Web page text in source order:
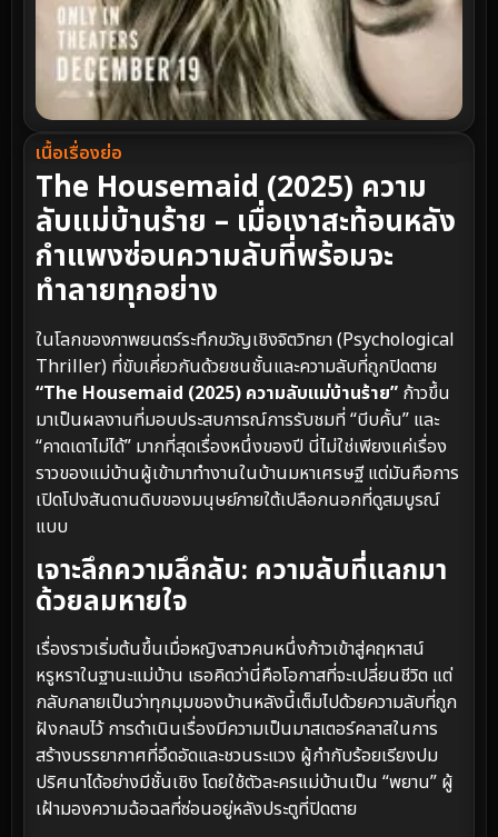
เนื้อเรื่องย่อ
The Housemaid (2025) ความ
ลับแม่บ้านร้าย – เมื่อเงาสะท้อนหลัง
กำแพงซ่อนความลับที่พร้อมจะ
ทำลายทุกอย่าง
ในโลกของภาพยนตร์ระทึกขวัญเชิงจิตวิทยา (Psychological
Thriller) ที่ขับเคี่ยวกันด้วยชนชั้นและความลับที่ถูกปิดตาย
“The Housemaid (2025) ความลับแม่บ้านร้าย” ก้าวขึ้น
มาเป็นผลงานที่มอบประสบการณ์การรับชมที่ “บีบคั้น” และ
“คาดเดาไม่ได้” มากที่สุดเรื่องหนึ่งของปี นี่ไม่ใช่เพียงแค่เรื่อง
ราวของแม่บ้านผู้เข้ามาทำงานในบ้านมหาเศรษฐี แต่มันคือการ
เปิดโปงสันดานดิบของมนุษย์ภายใต้เปลือกนอกที่ดูสมบูรณ์
แบบ
เจาะลึกความลึกลับ: ความลับที่แลกมา
ด้วยลมหายใจ
เรื่องราวเริ่มต้นขึ้นเมื่อหญิงสาวคนหนึ่งก้าวเข้าสู่คฤหาสน์
หรูหราในฐานะแม่บ้าน เธอคิดว่านี่คือโอกาสที่จะเปลี่ยนชีวิต แต่
กลับกลายเป็นว่าทุกมุมของบ้านหลังนี้เต็มไปด้วยความลับที่ถูก
ฝังกลบไว้ การดำเนินเรื่องมีความเป็นมาสเตอร์คลาสในการ
สร้างบรรยากาศที่อึดอัดและชวนระแวง ผู้กำกับร้อยเรียงปม
ปริศนาได้อย่างมีชั้นเชิง โดยใช้ตัวละครแม่บ้านเป็น “พยาน” ผู้
เฝ้ามองความฉ้อฉลที่ซ่อนอยู่หลังประตูที่ปิดตาย